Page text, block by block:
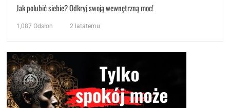
Jak polubić siebie? Odkryj swoją wewnętrzną moc!
1,087 Odsłon 2 latatemu